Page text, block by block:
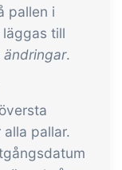
pallen i
läggas till
ändringar.
pallar.